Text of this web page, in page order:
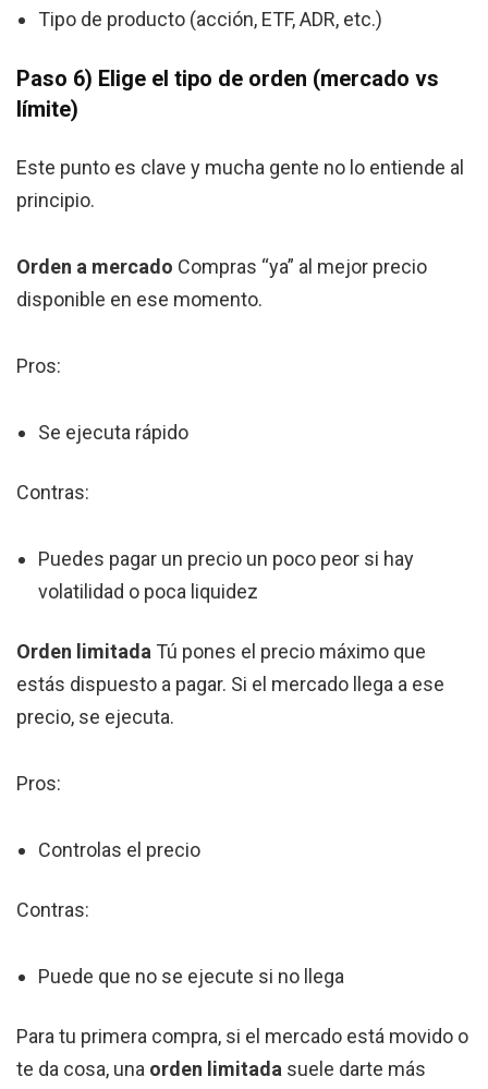
Tipo de producto (acción, ETF, ADR, etc.)
Paso 6) Elige el tipo de orden (mercado vs
límite)
Este punto es clave y mucha gente no lo entiende al
principio.
Orden a mercado Compras “ya” al mejor precio
disponible en ese momento.
Pros:
Se ejecuta rápido
Contras:
Puedes pagar un precio un poco peor si hay
volatilidad o poca liquidez
Orden limitada Tú pones el precio máximo que
estás dispuesto a pagar. Si el mercado llega a ese
precio, se ejecuta.
Pros:
Controlas el precio
Contras:
Puede que no se ejecute si no llega
Para tu primera compra, si el mercado está movido o
te da cosa, una orden limitada suele darte más